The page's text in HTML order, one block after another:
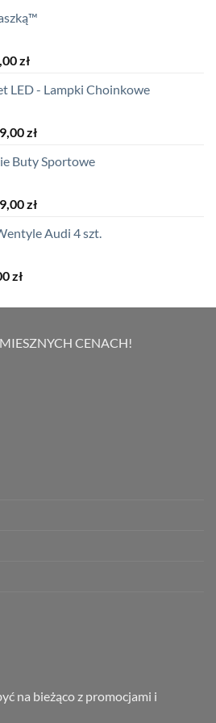
zł.
złAktualna
wynosi:
LED - Lampki Choinkowe
złZakres
od
do
Buty Sportowe
zł.
złAktualna
wynosi:
Audi 4 szt.
złAktualna
wynosi:
CENACH!
na bieżąco z promocjami i